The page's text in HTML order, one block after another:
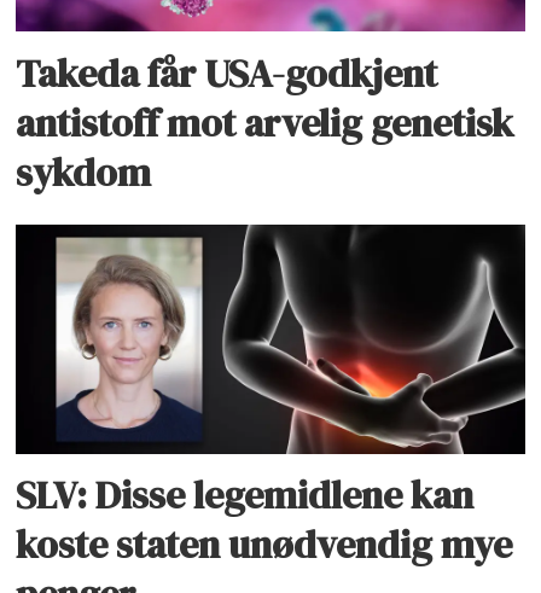
Takeda får USA-godkjent
antistoff mot arvelig genetisk
sykdom
SLV: Disse legemidlene kan
koste staten unødvendig mye